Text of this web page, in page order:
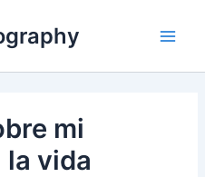
mi
la vida